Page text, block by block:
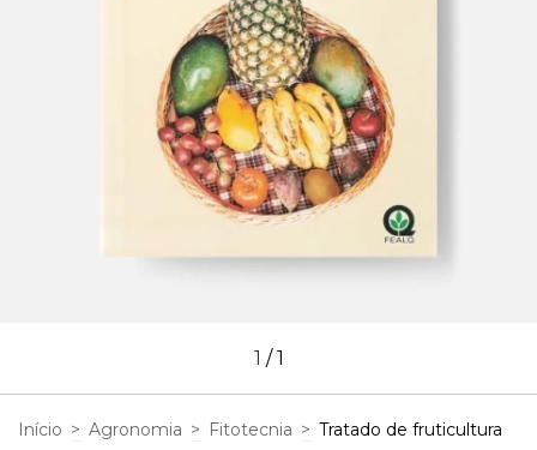
1 /1
Início > Agronomia > Fitotecnia > Tratado de fruticultura